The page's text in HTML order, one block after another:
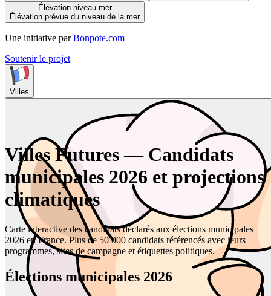
Élévation niveau mer
Élévation prévue du niveau de la mer
Une initiative par Bonpote.com
Soutenir le projet
Villes
Villes Futures — Candidats
municipales 2026 et projections
climatiques
Carte interactive des candidats déclarés aux élections municipales
2026 en France. Plus de 50 000 candidats référencés avec leurs
programmes, sites de campagne et étiquettes politiques.
Élections municipales 2026